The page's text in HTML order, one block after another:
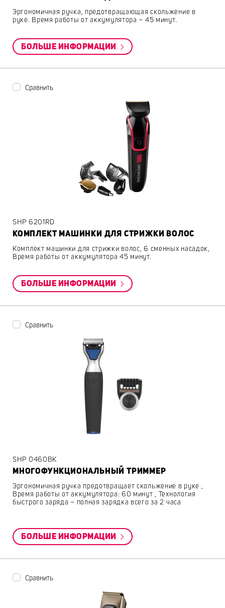
Эргономичная ручка, предотвращающая скольжение в
руке. Время работы от аккумулятора – 45 минут.
БОЛЬШЕ ИНФОРМАЦИИ
Сравнить
SHP 6201RD
КОМПЛЕКТ МАШИНКИ ДЛЯ СТРИЖКИ ВОЛОС
Комплект машинки для стрижки волос, 6 сменных насадок,
Время работы от аккумулятора 45 минут.
БОЛЬШЕ ИНФОРМАЦИИ
Сравнить
SHP 0460BK
МНОГОФУНКЦИОНАЛЬНЫЙ ТРИММЕР
Эргономичная ручка предотвращает скольжение в руке ,
Время работы от аккумулятора: 60 минут , Технология
быстрого заряда – полная зарядка всего за 2 часа
БОЛЬШЕ ИНФОРМАЦИИ
Сравнить